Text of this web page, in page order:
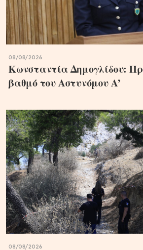
08/08/2026
Κωνσταντία Δημογλίδου:
βαθμό του Αστυνόμου Α’
08/08/2026